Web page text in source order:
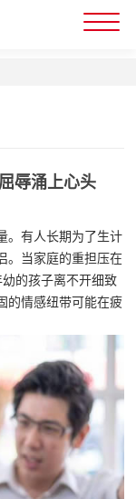
辱涌上心头
。有人长期为了生计
。当家庭的重担压在
的孩子离不开细致
的情感纽带可能在疲